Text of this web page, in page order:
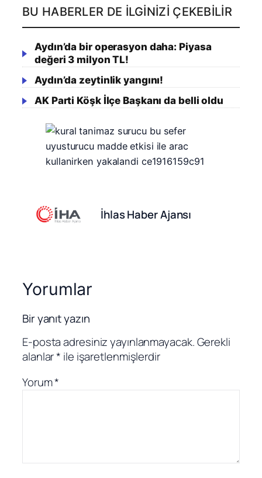
BU HABERLER DE İLGINIZI ÇEKEBILIR
Aydın’da bir operasyon daha: Piyasa
değeri 3 milyon TL!
Aydın’da zeytinlik yangını!
AK Parti Köşk İlçe Başkanı da belli oldu
İhlas Haber Ajansı
Yorumlar
Bir yanıt yazın
E-posta adresiniz yayınlanmayacak.Gerekli
alanlar* ile işaretlenmişlerdir
Yorum*